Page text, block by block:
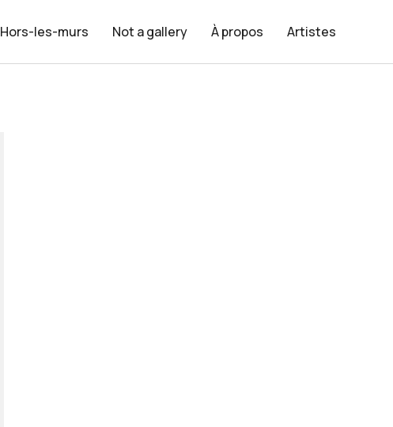
Hors-les-murs Not a gallery À propos Artistes